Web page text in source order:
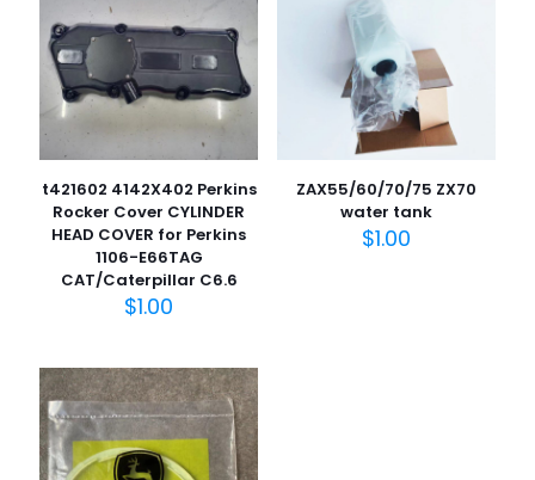
t421602 4142X402 Perkins
Rocker Cover CYLINDER
HEAD COVER for Perkins
1106-E66TAG
CAT/Caterpillar C6.6
$1.00
ZAX55/60/70/75 ZX70
water tank
$1.00